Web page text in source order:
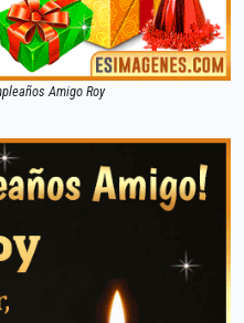
Amigo Roy